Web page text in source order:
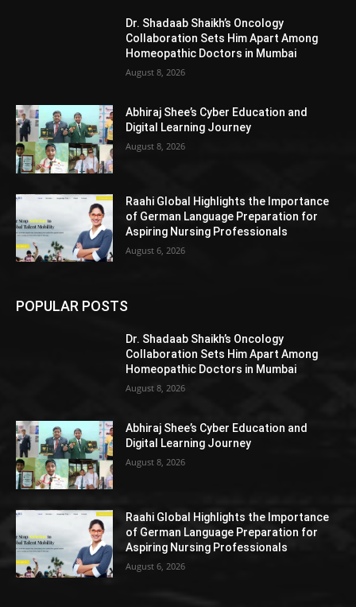
Dr. Shadaab Shaikh’s Oncology
Collaboration Sets Him Apart Among
Homeopathic Doctors in Mumbai
August 8, 2026
Abhiraj Shee’s Cyber Education and
Digital Learning Journey
August 8, 2026
Raahi Global Highlights the Importance
of German Language Preparation for
Aspiring Nursing Professionals
August 6, 2026
POPULAR POSTS
Dr. Shadaab Shaikh’s Oncology
Collaboration Sets Him Apart Among
Homeopathic Doctors in Mumbai
August 8, 2026
Abhiraj Shee’s Cyber Education and
Digital Learning Journey
August 8, 2026
Raahi Global Highlights the Importance
of German Language Preparation for
Aspiring Nursing Professionals
August 6, 2026